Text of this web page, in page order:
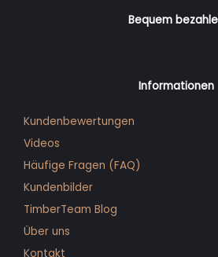
Bequem
Informationen
Kundenbewertungen
Videos
Häufige Fragen (FAQ)
Kunden­bilder
TimberTeam Blog
Über uns
Kontakt